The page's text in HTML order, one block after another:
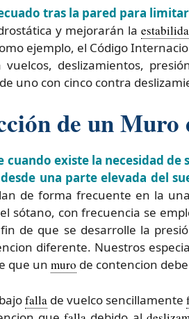
tras la pared para
y mejorarán la
ejemplo, el Código
vuelcos, deslizamientos,
de uno con cinco contra
de un Muro
existe la necesidad
una parte elevada del
de forma frecuente en la
sótano, con frecuencia se
de que se desarrolle la
diferente. Nuestros
que un muro de contencion
falla de vuelco sencillamente